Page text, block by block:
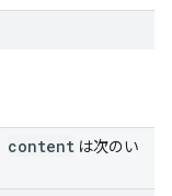
content は次のい